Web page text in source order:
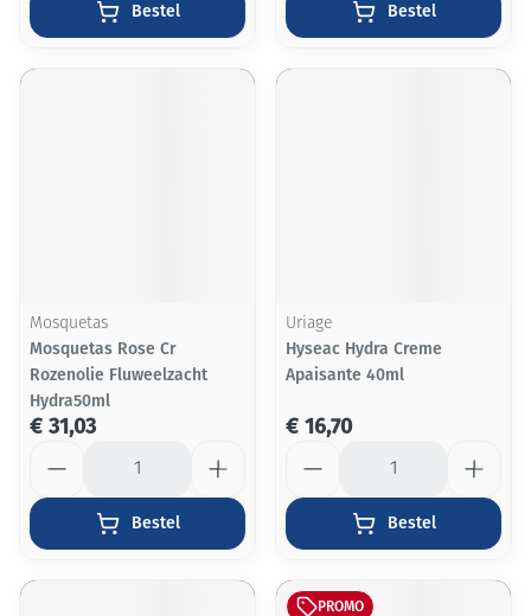
Bestel Bestel
Mosquetas
Mosquetas Rose Cr
Rozenolie Fluweelzacht
Hydra50ml
€ 31,03
Bestel
Uriage
Hyseac Hydra Creme
Apaisante 40ml
€ 16,70
Bestel
PROMO